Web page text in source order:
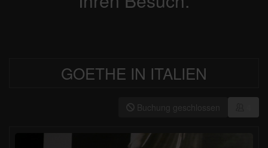
GOETHE IN ITALIEN
Buchung geschlossen